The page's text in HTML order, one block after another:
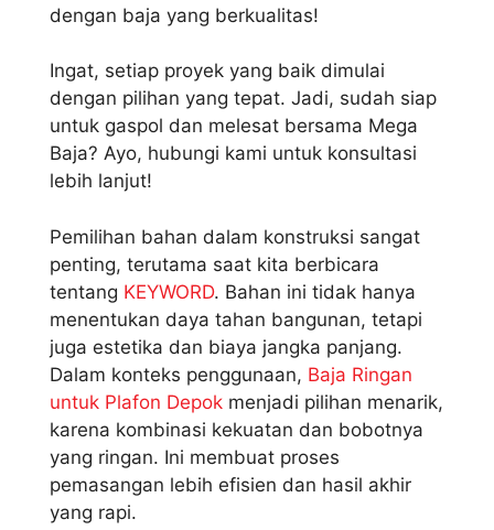
dengan baja yang berkualitas!
Ingat, setiap proyek yang baik dimulai
dengan pilihan yang tepat. Jadi, sudah siap
untuk gaspol dan melesat bersama Mega
Baja? Ayo, hubungi kami untuk konsultasi
lebih lanjut!
Pemilihan bahan dalam konstruksi sangat
penting, terutama saat kita berbicara
tentang KEYWORD. Bahan ini tidak hanya
menentukan daya tahan bangunan, tetapi
juga estetika dan biaya jangka panjang.
Dalam konteks penggunaan, Baja Ringan
untuk Plafon Depok menjadi pilihan menarik,
karena kombinasi kekuatan dan bobotnya
yang ringan. Ini membuat proses
pemasangan lebih efisien dan hasil akhir
yang rapi.